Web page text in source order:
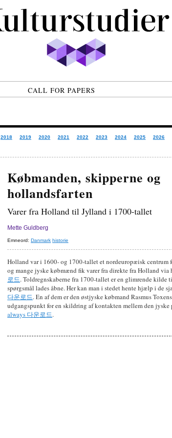
CALL FOR PAPERS
2018 2019 2020 2021 2022 2023 2024 2025
2026
Købmanden, skipperne og
hollandsfarten
Varer fra Holland til Jylland i 1700-tallet
Mette Guldberg
Emneord: Danmark historie
Holland var i 1600- og 1700-tallet et nordeuropæisk centrum
og mange jyske købmænd fik varer fra direkte fra Holland via
로드. Toldregnskaberne fra 1700-tallet er en glimrende kilde
spørgsmål lades åbne. Her kan man i stedet hente hjælp i de
다운로드. En af dem er den østjyske købmand Rasmus
udgangspunkt for en skildring af kontakten mellem den jyske
always 다운로드.